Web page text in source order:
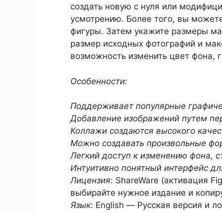
создать новую с нуля или
усмотрению. Более того, вы
фигуры. Затем укажите размеры
размер исходных фотографий и
возможность изменить цвет фона,
Особенности:
Поддерживает популярные
Добавление изображений путем
Коллажи создаются высокого
Можно создавать произвольные
Легкий доступ к изменению фона,
Интуитивно понятный интерфейс
Лицензия: ShareWare (активация
выбирайте нужное издание и
Язык: English — Русская версия и